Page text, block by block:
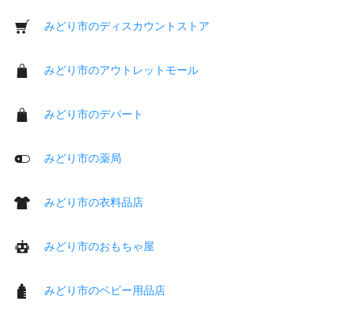
みどり市のディスカウントストア
みどり市のアウトレットモール
みどり市のデパート
みどり市の薬局
みどり市の衣料品店
みどり市のおもちゃ屋
みどり市のベビー用品店